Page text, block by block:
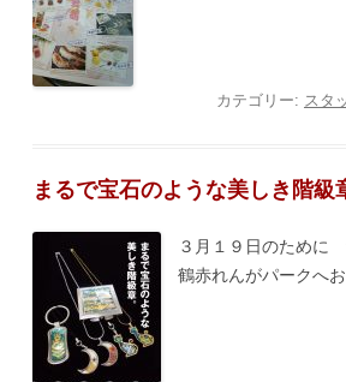
カテゴリー: スタ
まるで宝石のような美しき階級
３月１９日のために
鶴赤れんがパークへ